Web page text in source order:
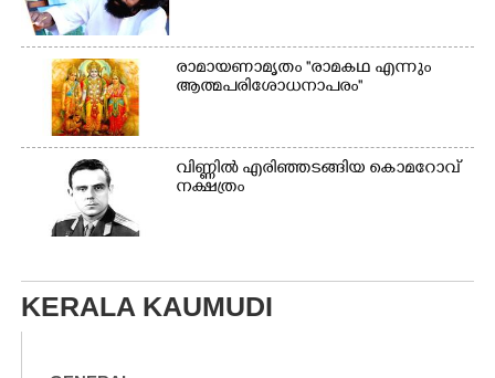
രാമായണാമൃതം ''രാമകഥ എന്നും
ആത്മപരിശോധനാപരം''
വി​ണ്ണി​ൽ​ ​എ​രി​ഞ്ഞ​ട​ങ്ങിയ കൊ​മ​റോ​വ് ​
ന​ക്ഷ​ത്രം
KERALA KAUMUDI